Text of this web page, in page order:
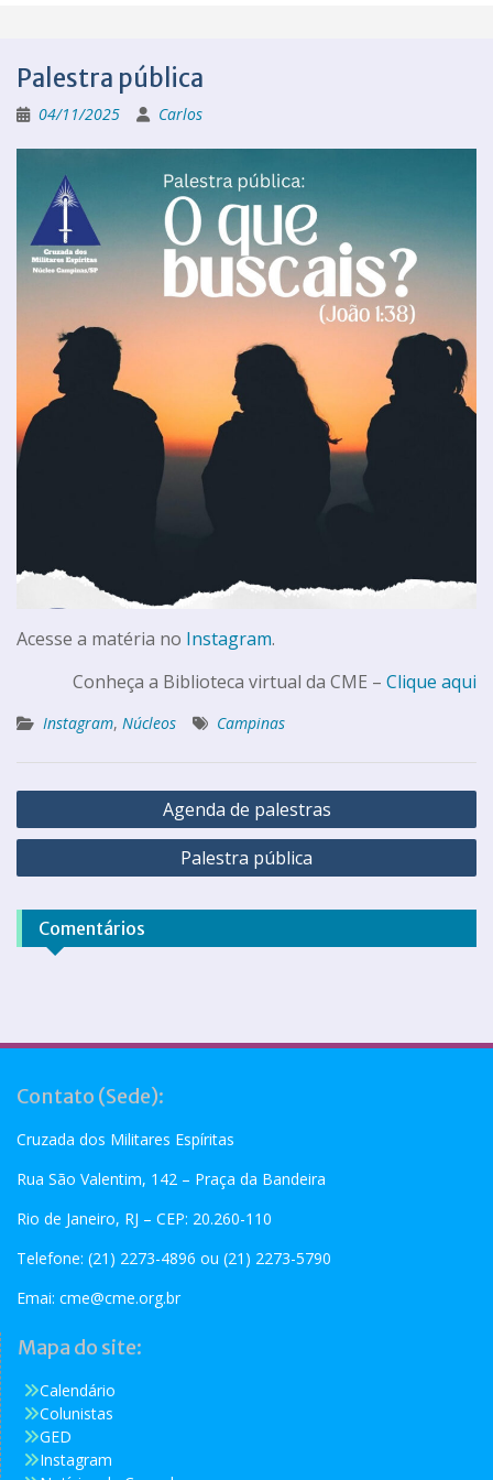
Palestra pública
04/11/2025 Carlos
Acesse a matéria no Instagram.
Conheça a Biblioteca virtual da CME – Clique aqui
Instagram, Núcleos Campinas
Agenda de palestras
Palestra pública
Comentários
Contato (Sede):
Cruzada dos Militares Espíritas
Rua São Valentim, 142 – Praça da Bandeira
Rio de Janeiro, RJ – CEP: 20.260-110
Telefone: (21) 2273-4896 ou (21) 2273-5790
Emai: cme@cme.org.br
Mapa do site:
Calendário
Colunistas
GED
Instagram